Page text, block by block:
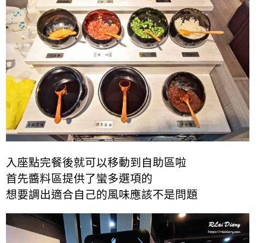
入座點完餐後就可以移動到自助區啦
首先醬料區提供了蠻多選項的
想要調出適合自己的風味應該不是問題